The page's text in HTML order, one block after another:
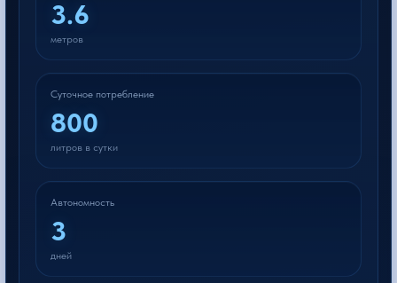
3.6
метров
Суточное потребление
800
литров в сутки
Автономность
3
дней